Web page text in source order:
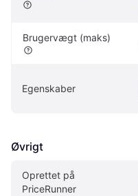
Brugervægt (maks)
Egenskaber
Øvrigt
Oprettet på
PriceRunner